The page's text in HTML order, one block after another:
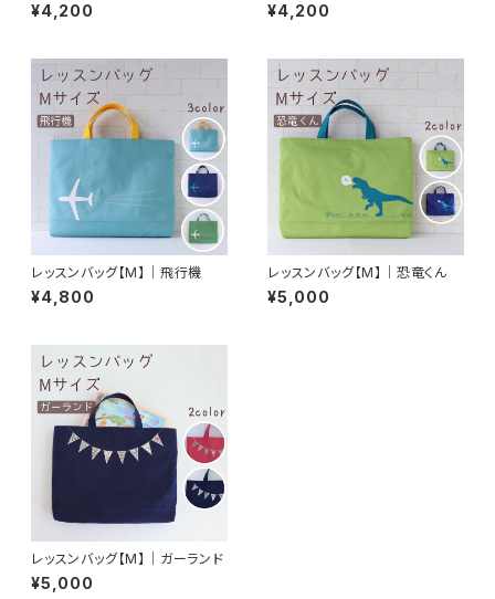
¥4,200 ¥4,200
レッスンバッグ【M】｜飛行機
¥4,800
レッスンバッグ【M】｜恐竜くん
¥5,000
レッスンバッグ【M】｜ガーランド
¥5,000